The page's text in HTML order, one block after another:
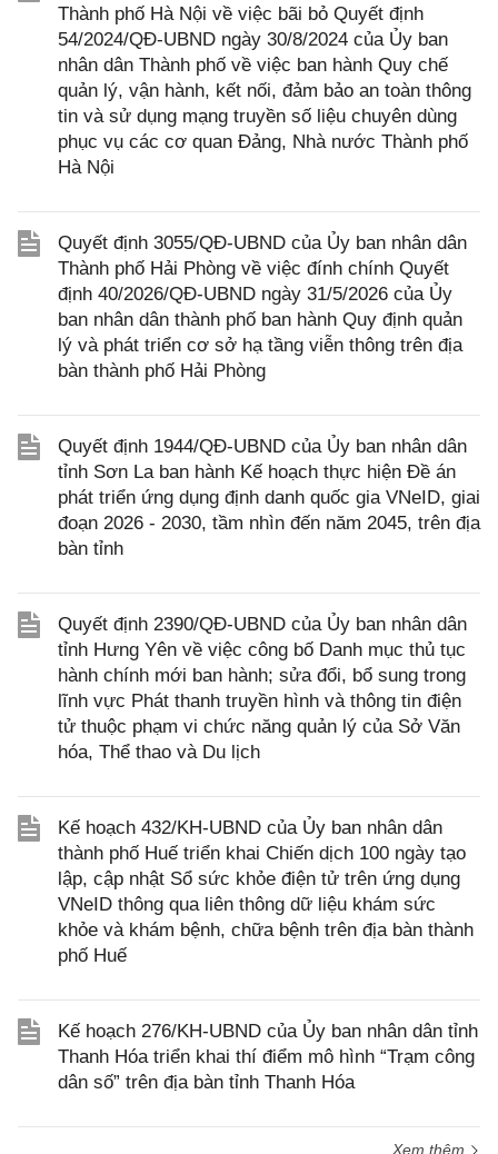
Thành phố Hà Nội về việc bãi bỏ Quyết định
54/2024/QĐ-UBND ngày 30/8/2024 của Ủy ban
nhân dân Thành phố về việc ban hành Quy chế
quản lý, vận hành, kết nối, đảm bảo an toàn thông
tin và sử dụng mạng truyền số liệu chuyên dùng
phục vụ các cơ quan Đảng, Nhà nước Thành phố
Hà Nội
Quyết định 3055/QĐ-UBND của Ủy ban nhân dân
Thành phố Hải Phòng về việc đính chính Quyết
định 40/2026/QĐ-UBND ngày 31/5/2026 của Ủy
ban nhân dân thành phố ban hành Quy định quản
lý và phát triển cơ sở hạ tầng viễn thông trên địa
bàn thành phố Hải Phòng
Quyết định 1944/QĐ-UBND của Ủy ban nhân dân
tỉnh Sơn La ban hành Kế hoạch thực hiện Đề án
phát triển ứng dụng định danh quốc gia VNeID, giai
đoạn 2026 - 2030, tầm nhìn đến năm 2045, trên địa
bàn tỉnh
Quyết định 2390/QĐ-UBND của Ủy ban nhân dân
tỉnh Hưng Yên về việc công bố Danh mục thủ tục
hành chính mới ban hành; sửa đổi, bổ sung trong
lĩnh vực Phát thanh truyền hình và thông tin điện
tử thuộc phạm vi chức năng quản lý của Sở Văn
hóa, Thể thao và Du lịch
Kế hoạch 432/KH-UBND của Ủy ban nhân dân
thành phố Huế triển khai Chiến dịch 100 ngày tạo
lập, cập nhật Sổ sức khỏe điện tử trên ứng dụng
VNeID thông qua liên thông dữ liệu khám sức
khỏe và khám bệnh, chữa bệnh trên địa bàn thành
phố Huế
Kế hoạch 276/KH-UBND của Ủy ban nhân dân tỉnh
Thanh Hóa triển khai thí điểm mô hình “Trạm công
dân số” trên địa bàn tỉnh Thanh Hóa
Xem thêm